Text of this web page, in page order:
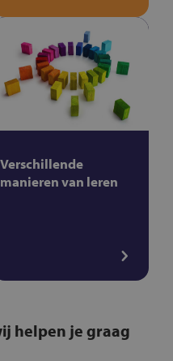
Verschillende
manieren van leren
helpen je graag